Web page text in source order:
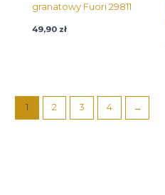
granatowy Fuori 29811
49,90 zł
1 2 3 4 →